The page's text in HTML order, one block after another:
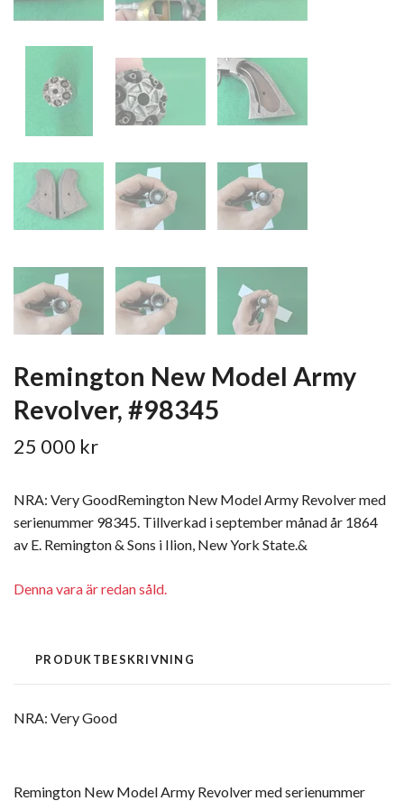
Remington New Model Army
Revolver, #98345
25 000 kr
NRA: Very GoodRemington New Model Army Revolver med
serienummer 98345. Tillverkad i september månad år 1864
av E. Remington & Sons i Ilion, New York State.&
Denna vara är redan såld.
PRODUKTBESKRIVNING
NRA: Very Good
Remington New Model Army Revolver med serienummer